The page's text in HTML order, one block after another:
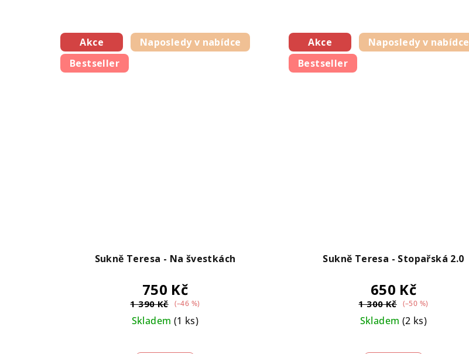
Akce
Naposledy v nabídce
Bestseller
Sukně Teresa - Na švestkách
750 Kč
1 390 Kč (–46 %)
Skladem (1 ks)
Akce
Naposledy v nabídce
Bestseller
Sukně Teresa - Stopařská 2.0
650 Kč
1 300 Kč (–50 %)
Skladem (2 ks)